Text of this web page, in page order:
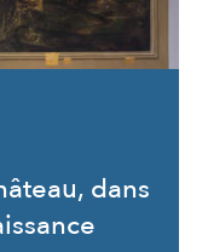
dans